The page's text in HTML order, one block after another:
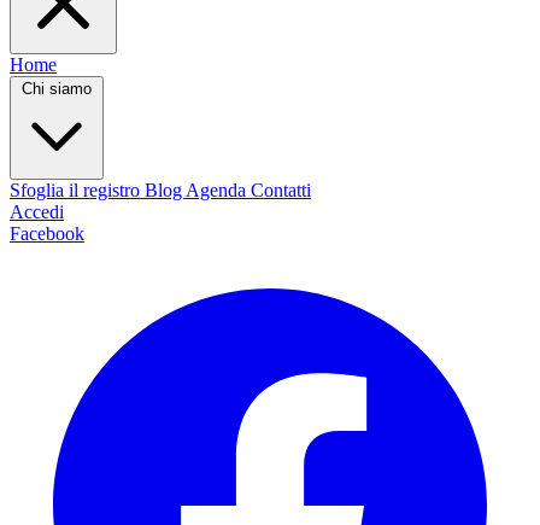
Home
Chi siamo
Sfoglia il registro Blog Agenda Contatti
Accedi
Facebook